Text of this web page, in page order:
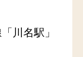
川名駅」